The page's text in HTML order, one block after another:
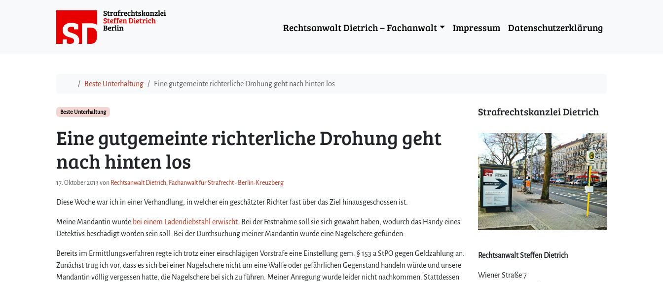
Rechtsanwalt Dietrich – Fachanwalt Impressum Datenschutzerklärung
StartBeste Unterhaltung Eine gutgemeinte richterliche Drohung geht nach hinten los
Beste Unterhaltung
Eine gutgemeinte richterliche Drohung geht
nach hinten los
17. Oktober 2013 von Rechtsanwalt Dietrich, Fachanwalt für Strafrecht - Berlin-Kreuzberg
Diese Woche war ich in einer Verhandlung, in welcher ein geschätzter Richter fast über das Ziel hinausgeschossen ist.
Meine Mandantin wurde bei einem Ladendiebstahl erwischt . Bei der Festnahme soll sie sich gewährt haben, wodurch das Handy eines
Detektivs beschädigt worden sein soll. Bei der Durchsuchung meiner Mandantin wurde eine Nagelschere gefunden.
Bereits im Ermittlungsverfahren regte ich trotz einer einschlägigen Vorstrafe eine Einstellung gem. § 153 a StPO gegen Geldzahlung an.
Zunächst trug ich vor, dass es sich bei einer Nagelschere nicht um eine Waffe oder gefährlichen Gegenstand handeln würde und unsere
Mandantin völlig vergessen hatte, die Nagelschere bei sich zu führen. Meiner Anregung wurde leider nicht nachkommen. Stattdessen
Strafrechtskanzlei Dietrich
Rechtsanwalt Steffen Dietrich
Wiener Straße 7